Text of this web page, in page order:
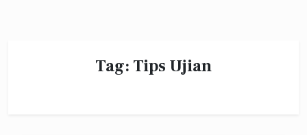
Tag: Tips Ujian